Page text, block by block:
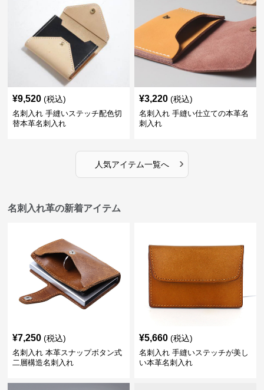
¥9,520 (税込)
名刺入れ 手縫いステッチ配色切
替本革名刺入れ
¥3,220 (税込)
名刺入れ 手縫い仕立ての本革名
刺入れ
人気アイテム一覧へ ›
名刺入れ革の新着アイテム
¥7,250 (税込)
名刺入れ 本革スナップボタン式
二層構造名刺入れ
¥5,660 (税込)
名刺入れ 手縫いステッチが美し
い本革名刺入れ